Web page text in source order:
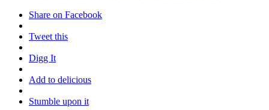
Share on Facebook
Tweet this
Digg It
Add to delicious
Stumble upon it